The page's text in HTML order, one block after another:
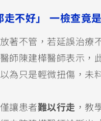
不好」 一檢查竟
著不管，若延誤治療
師陳建樺醫師表示，
為只是輕微扭傷，未
讓患者難以行走 ，教